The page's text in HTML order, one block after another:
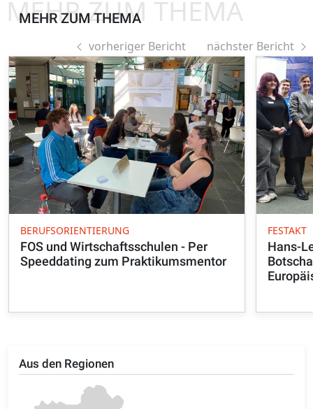
Aus den Regionen
MEHR ZUM THEMA
MEHR ZUM THEMA
vorheriger Bericht nächster Bericht
BERUFSORIENTIERUNG
FOS und Wirtschaftsschulen - Per
Speeddating zum Praktikumsmentor
FESTAKT
Hans-